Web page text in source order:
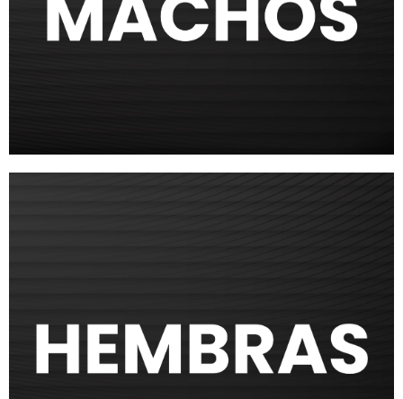
Más Información
Más información